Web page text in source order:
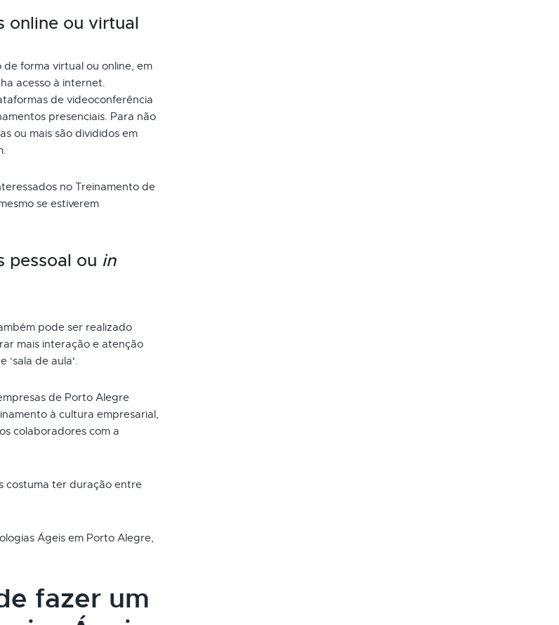
online ou virtual
forma virtual ou online, em
acesso à internet.
de videoconferência
presenciais. Para não
ou mais são divididos em
no Treinamento de
se estiverem
pessoal ou in
pode ser realizado
mais interação e atenção
‘sala de aula'.
de Porto Alegre
à cultura empresarial,
colaboradores com a
costuma ter duração entre
Ágeis em Porto Alegre,
fazer um